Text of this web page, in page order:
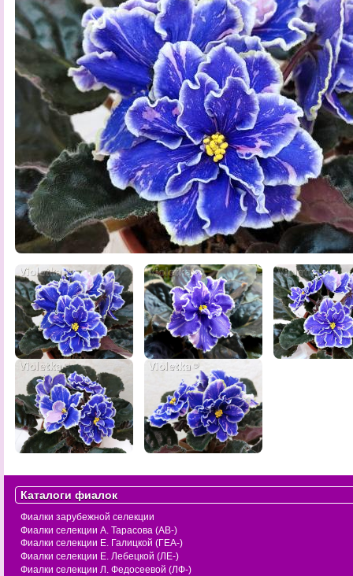
Каталоги фиалок
Фиалки зарубежной селекции
Фиалки селекции А. Тарасова (АВ-)
Фиалки селекции Е. Галицкой (ГЕА-)
Фиалки селекции Е. Лебецкой (ЛЕ-)
Фиалки селекции Л. Федосеевой (ЛФ-)